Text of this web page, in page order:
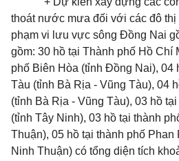
thoátnước mưa đối với các đô thị
phạm vi lưu vực sông Đồng Nai
gồm: 30 hồ tại Thành phố Hồ Chí
phố Biên Hòa (tỉnh Đồng Nai), 04
Tàu (tỉnh Bà Rịa - Vũng Tàu), 04
(tỉnh Bà Rịa - Vũng Tàu), 03 hồ
(tỉnh Tây Ninh), 03 hồ tại thành
Thuận), 05 hồ tại thành phố Phan
Ninh Thuận) có tổng diện tích